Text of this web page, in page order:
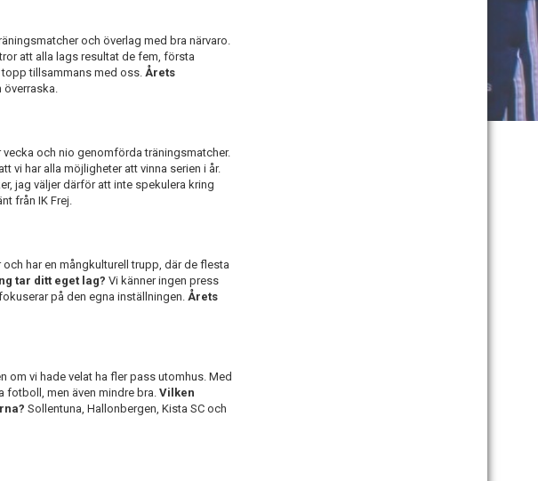
och överlag med bra närvaro.
att alla lags resultat de fem, första
tillsammans med oss.Årets
överraska.
och nio genomförda träningsmatcher.
vi har alla möjligheter att vinna serien i år.
jag väljer därför att inte spekulera kring
från IK Frej.
har en mångkulturell trupp, där de flesta
tar ditt eget lag? Vi känner ingen press
på den egna inställningen. Årets
om vi hade velat ha fler pass utomhus. Med
fotboll, men även mindre bra. Vilken
Sollentuna, Hallonbergen, Kista SC och